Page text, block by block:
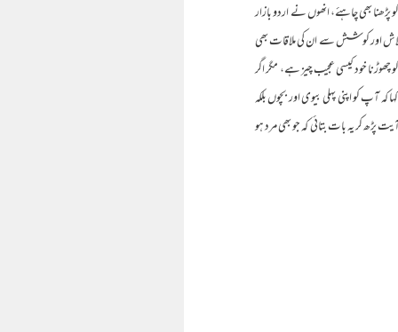
بھی چاہئے، انھوں نے اردو بازار
تلاش اور کوشش سے ان کی ملاقات بھی
خود کیسی عجیب چیز ہے، مگر اگر
کو اپنی پہلی بیوی اور بچوں بلکہ
کر یہ بات بتائی کہ جو بھی مرد ہو